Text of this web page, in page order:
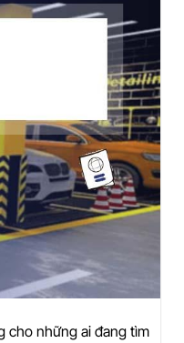
cho những ai đang tìm